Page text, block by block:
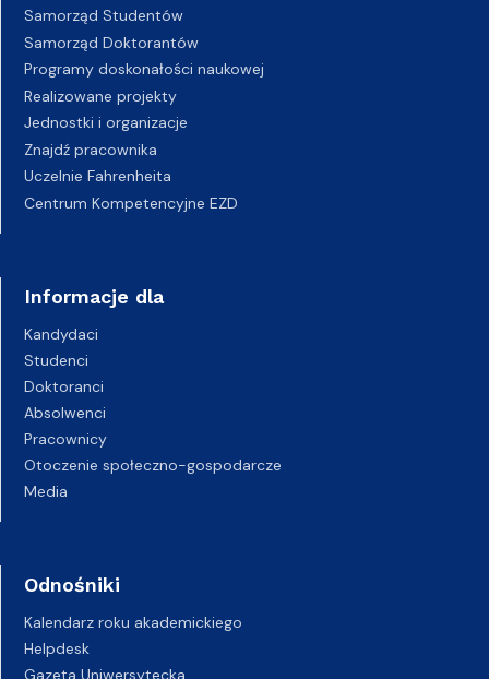
Samorząd Studentów
Samorząd Doktorantów
Programy doskonałości naukowej
Realizowane projekty
Jednostki i organizacje
Znajdź pracownika
Uczelnie Fahrenheita
Centrum Kompetencyjne EZD
Informacje dla
Kandydaci
Studenci
Doktoranci
Absolwenci
Pracownicy
Otoczenie społeczno-gospodarcze
Media
Odnośniki
Kalendarz roku akademickiego
Helpdesk
Gazeta Uniwersytecka